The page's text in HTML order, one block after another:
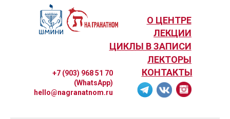
О ЦЕНТРЕ
ЛЕКЦИИ
ЦИКЛЫ В ЗАПИСИ
ЛЕКТОРЫ
КОНТАКТЫ
+7 (903) 968 51 70
(WhatsApp)
hello@nagranatnom.ru